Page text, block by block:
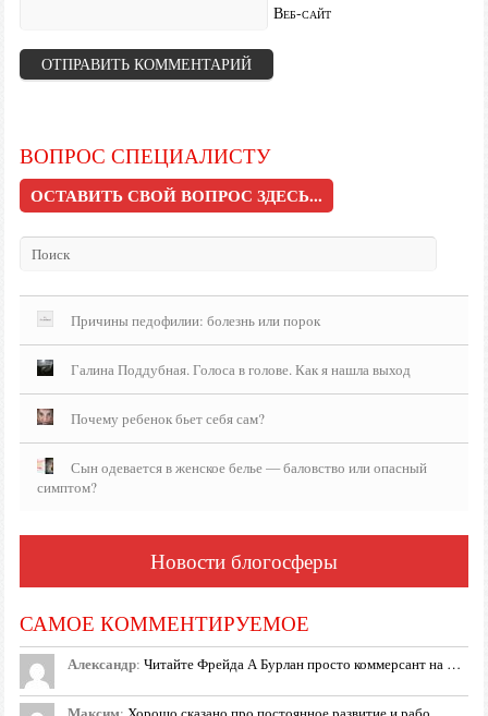
Веб-сайт
ВОПРОС СПЕЦИАЛИСТУ
ОСТАВИТЬ СВОЙ ВОПРОС ЗДЕСЬ...
Причины педофилии: болезнь или порок
Галина Поддубная. Голоса в голове. Как я нашла выход
Почему ребенок бьет себя сам?
Сын одевается в женское белье — баловство или опасный
симптом?
Новости блогосферы
САМОЕ КОММЕНТИРУЕМОЕ
Александр: Читайте Фрейда А Бурлан просто коммерсант на …